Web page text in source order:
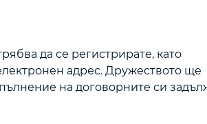
да се регистрирате, като
адрес. Дружеството ще
на договорните си